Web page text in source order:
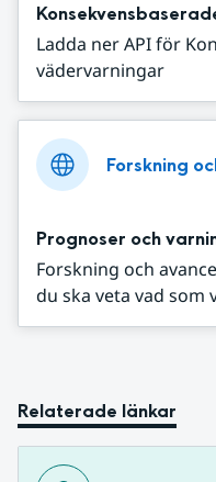
Ladda ner API för
vädervarningar
Forskning
Prognoser och
Forskning och
du ska veta vad som
Relaterade länkar